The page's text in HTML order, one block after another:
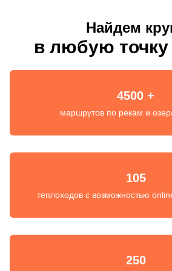
Найдем
в любую точку
4500 +
маршрутов по рекам и
105
теплоходов с возможностью
250